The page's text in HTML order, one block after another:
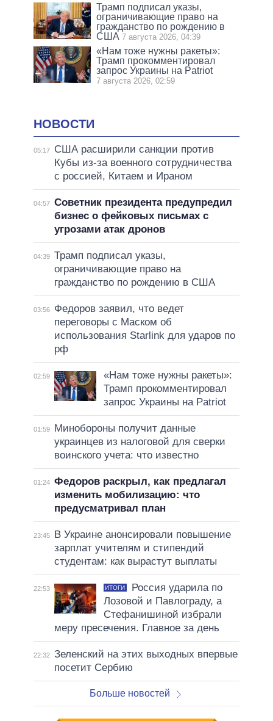
Трамп подписал указы,
ограничивающие право на
гражданство по рождению в
США 7 августа 2026, 04:39
«Нам тоже нужны ракеты»:
Трамп прокомментировал
запрос Украины на Patriot
7 августа 2026, 02:59
НОВОСТИ
05:17
США расширили санкции против
Кубы из-за военного сотрудничества
с россией, Китаем и Ираном
04:57 Советник президента предупредил
бизнес о фейковых письмах с
угрозами атак дронов
04:39 Трамп подписал указы,
ограничивающие право на
гражданство по рождению в США
03:56
Федоров заявил, что ведет
переговоры с Маском об
использования Starlink для ударов по
рф
02:59
«Нам тоже нужны ракеты»:
Трамп прокомментировал
запрос Украины на Patriot
01:59
Минобороны получит данные
украинцев из налоговой для сверки
воинского учета: что известно
01:24 Федоров раскрыл, как предлагал
изменить мобилизацию: что
предусматривал план
23:45
В Украине анонсировали повышение
зарплат учителям и стипендий
студентам: как вырастут выплаты
22:53 ИТОГИ
Россия ударила по
Лозовой и Павлограду, а
Стефанишиной избрали
меру пресечения. Главное за день
22:32 Зеленский на этих выходных впервые
посетит Сербию
Больше новостей